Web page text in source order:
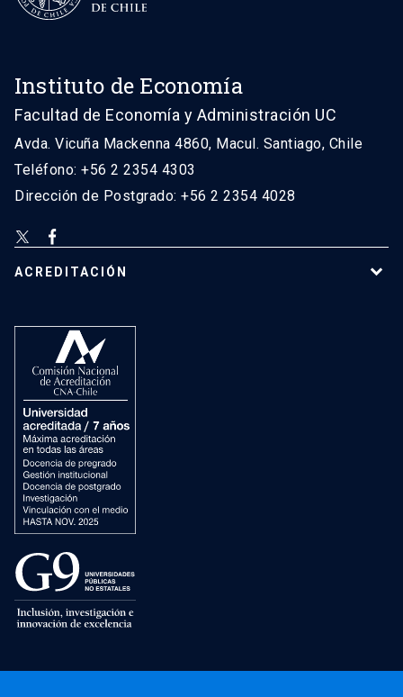
Instituto de Economía
Facultad de Economía y Administración UC
Avda. Vicuña Mackenna 4860, Macul. Santiago, Chile
Teléfono: +56 2 2354 4303
Dirección de Postgrado: +56 2 2354 4028
ACREDITACIÓN